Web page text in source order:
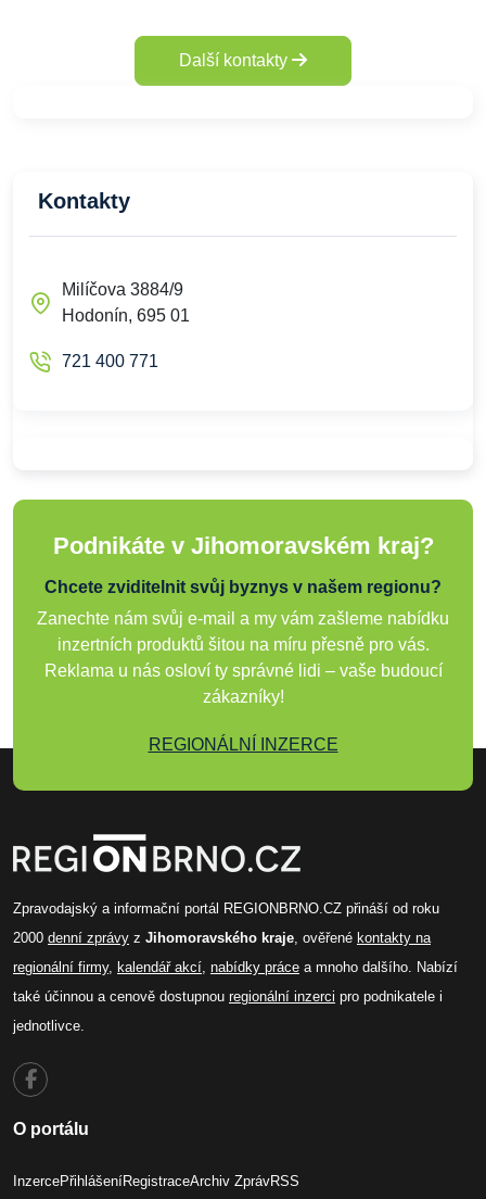
Další kontakty
Kontakty
Milíčova 3884/9
Hodonín, 695 01
721 400 771
Podnikáte v Jihomoravském kraj?
Chcete zviditelnit svůj byznys v našem regionu?
Zanechte nám svůj e-mail a my vám zašleme nabídku
inzertních produktů šitou na míru přesně pro vás.
Reklama u nás osloví ty správné lidi – vaše budoucí
zákazníky!
REGIONÁLNÍ INZERCE
Zpravodajský a informační portál REGIONBRNO.CZ přináší od roku
2000 denní zprávy z Jihomoravského kraje, ověřené kontakty na
regionální firmy, kalendář akcí, nabídky práce a mnoho dalšího. Nabízí
také účinnou a cenově dostupnou regionální inzerci pro podnikatele i
jednotlivce.
O portálu
InzercePřihlášeníRegistraceArchiv ZprávRSS